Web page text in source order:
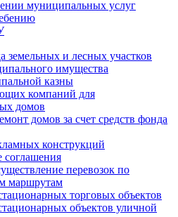
муниципальных услуг
земельных и лесных участков
имущества
казны
компаний для
домов
домов за счет средств фонда
конструкций
перевозок по
маршрутам
торговых объектов
объектов уличной